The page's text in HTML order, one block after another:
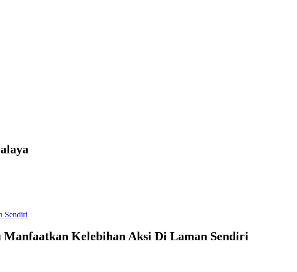
Kelebihan Aksi Di Laman Sendiri